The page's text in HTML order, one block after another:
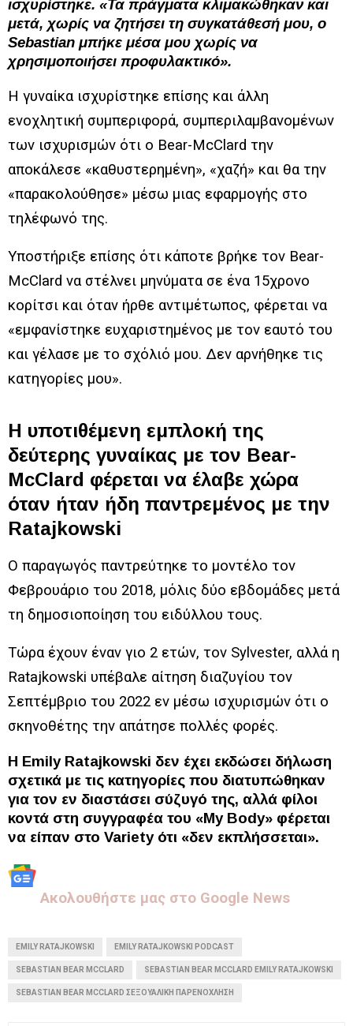
ισχυρίστηκε. «Τα πράγματα κλιμακώθηκαν και
μετά, χωρίς να ζητήσει τη συγκατάθεσή μου, ο
Sebastian μπήκε μέσα μου χωρίς να
χρησιμοποιήσει προφυλακτικό».
Η γυναίκα ισχυρίστηκε επίσης και άλλη
ενοχλητική συμπεριφορά, συμπεριλαμβανομένων
των ισχυρισμών ότι o Bear-McClard την
αποκάλεσε «καθυστερημένη», «χαζή» και θα την
«παρακολούθησε» μέσω μιας εφαρμογής στο
τηλέφωνό της.
Υποστήριξε επίσης ότι κάποτε βρήκε τον Bear-
McClard να στέλνει μηνύματα σε ένα 15χρονο
κορίτσι και όταν ήρθε αντιμέτωπος, φέρεται να
«εμφανίστηκε ευχαριστημένος με τον εαυτό του
και γέλασε με το σχόλιό μου. Δεν αρνήθηκε τις
κατηγορίες μου».
Η υποτιθέμενη εμπλοκή της
δεύτερης γυναίκας με τον Bear-
McClard φέρεται να έλαβε χώρα
όταν ήταν ήδη παντρεμένος με την
Ratajkowski
Ο παραγωγός παντρεύτηκε το μοντέλο τον
Φεβρουάριο του 2018, μόλις δύο εβδομάδες μετά
τη δημοσιοποίηση του ειδύλλου τους.
Τώρα έχουν έναν γιο 2 ετών, τον Sylvester, αλλά η
Ratajkowski υπέβαλε αίτηση διαζυγίου τον
Σεπτέμβριο του 2022 εν μέσω ισχυρισμών ότι ο
σκηνοθέτης την απάτησε πολλές φορές.
Η Emily Ratajkowski δεν έχει εκδώσει δήλωση
σχετικά με τις κατηγορίες που διατυπώθηκαν
για τον εν διαστάσει σύζυγό της, αλλά φίλοι
κοντά στη συγγραφέα του «My Body» φέρεται
να είπαν στο Variety ότι «δεν εκπλήσσεται».
Aκολουθήστε μας στo Google News
EMILY RATAJKOWSKI EMILY RATAJKOWSKI PODCAST
SEBASTIAN BEAR MCCLARD SEBASTIAN BEAR MCCLARD EMILY RATAJKOWSKI
SEBASTIAN BEAR MCCLARD ΣΕΞΟΥΑΛΙΚΉ ΠΑΡΕΝΌΧΛΗΣΗ